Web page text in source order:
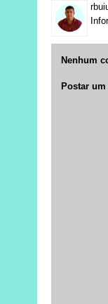
Nenhum
Postar